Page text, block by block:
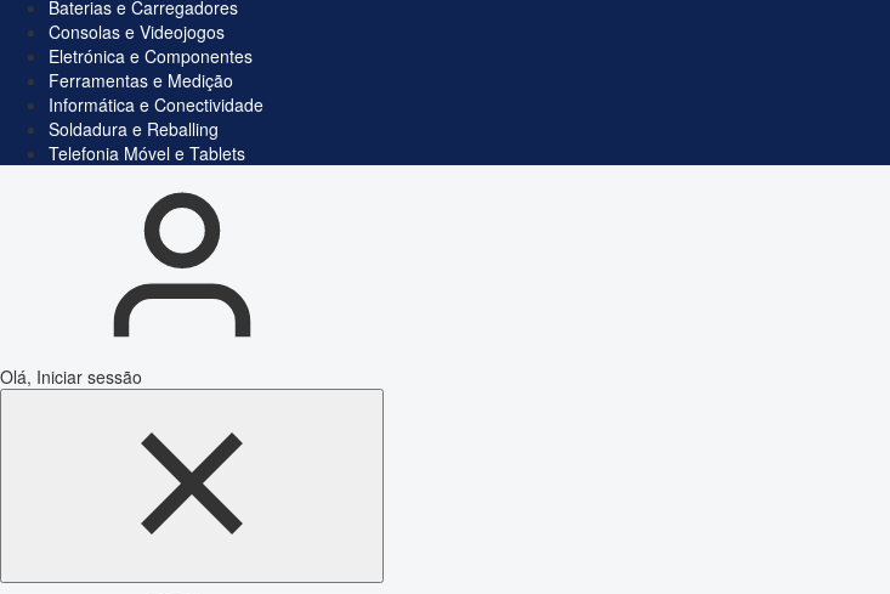
Baterias e Carregadores
Consolas e Videojogos
Eletrónica e Componentes
Ferramentas e Medição
Informática e Conectividade
Soldadura e Reballing
Telefonia Móvel e Tablets
Olá, Iniciar sessão